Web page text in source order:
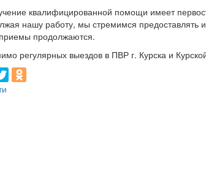
квалифицированной помощи имеет
нашу работу, мы стремимся
продолжаются.
регулярных выездов в ПВР г. Курска и